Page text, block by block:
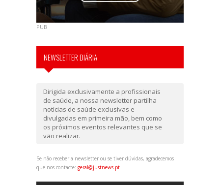
PUB
NEWSLETTER DIÁRIA
Dirigida exclusivamente a profissionais
de saúde, a nossa newsletter partilha
notícias de saúde exclusivas e
divulgadas em primeira mão, bem como
os próximos eventos relevantes que se
vão realizar.
Se não receber a newsletter ou se tiver dúvidas, agradecemos
que nos contacte: geral@justnews.pt